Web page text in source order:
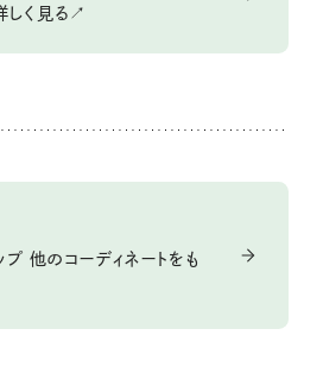
しく見る↗
プ 他のコーディネートをも